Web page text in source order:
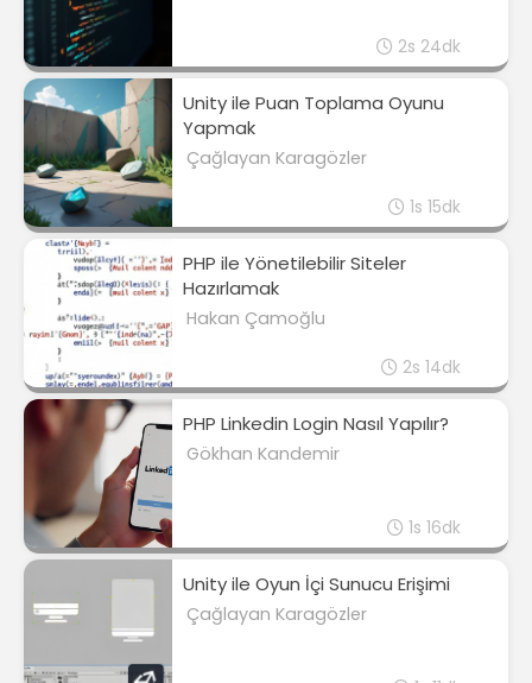
2s 24dk
Unity ile Puan Toplama Oyunu
Yapmak
Çağlayan Karagözler
1s 15dk
PHP ile Yönetilebilir Siteler
Hazırlamak
Hakan Çamoğlu
2s 14dk
PHP Linkedin Login Nasıl Yapılır?
Gökhan Kandemir
1s 16dk
Unity ile Oyun İçi Sunucu Erişimi
Çağlayan Karagözler